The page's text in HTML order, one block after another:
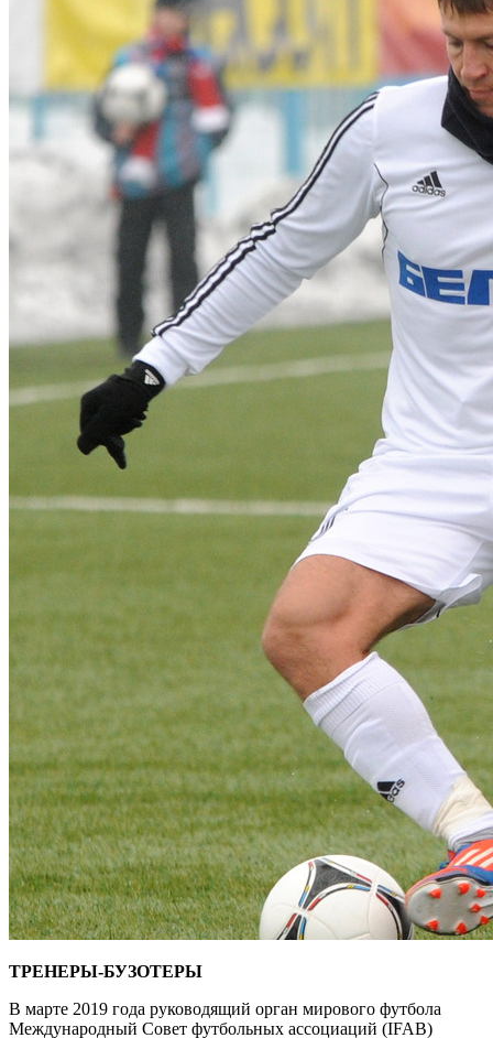
ТРЕНЕРЫ-БУЗОТЕРЫ
В марте 2019 года руководящий орган мирового футбола
Международный Совет футбольных ассоциаций (IFAB)